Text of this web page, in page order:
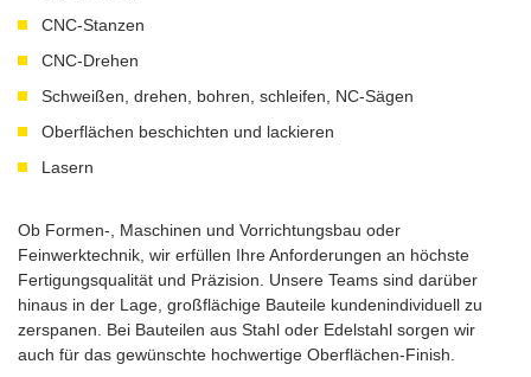
CNC-Stanzen
CNC-Drehen
Schweißen, drehen, bohren, schleifen, NC-Sägen
Oberflächen beschichten und lackieren
Lasern
Ob Formen-, Maschinen und Vorrichtungsbau oder
Feinwerktechnik, wir erfüllen Ihre Anforderungen an höchste
Fertigungsqualität und Präzision. Unsere Teams sind darüber
hinaus in der Lage, großflächige Bauteile kundenindividuell zu
zerspanen. Bei Bauteilen aus Stahl oder Edelstahl sorgen wir
auch für das gewünschte hochwertige Oberflächen-Finish.